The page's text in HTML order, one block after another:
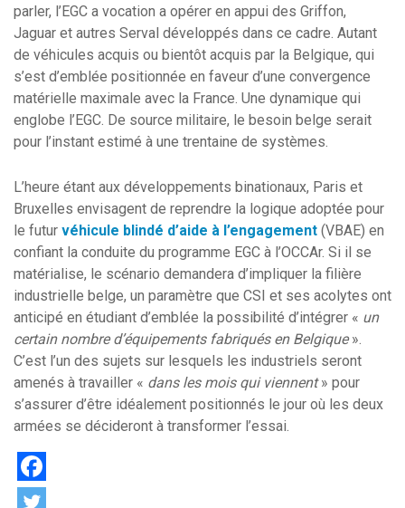
parler, l’EGC a vocation a opérer en appui des Griffon,
Jaguar et autres Serval développés dans ce cadre. Autant
de véhicules acquis ou bientôt acquis par la Belgique, qui
s’est d’emblée positionnée en faveur d’une convergence
matérielle maximale avec la France. Une dynamique qui
englobe l’EGC. De source militaire, le besoin belge serait
pour l’instant estimé à une trentaine de systèmes.
L’heure étant aux développements binationaux, Paris et
Bruxelles envisagent de reprendre la logique adoptée pour
le futur véhicule blindé d’aide à l’engagement (VBAE) en
confiant la conduite du programme EGC à l’OCCAr. Si il se
matérialise, le scénario demandera d’impliquer la filière
industrielle belge, un paramètre que CSI et ses acolytes ont
anticipé en étudiant d’emblée la possibilité d’intégrer « un
certain nombre d’équipements fabriqués en Belgique».
C’est l’un des sujets sur lesquels les industriels seront
amenés à travailler « dans les mois qui viennent» pour
s’assurer d’être idéalement positionnés le jour où les deux
armées se décideront à transformer l’essai.